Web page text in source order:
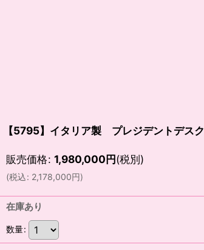
【5795】イタリア製 プレジデントデスク
販売価格: 1,980,000円(税別)
(税込: 2,178,000円)
在庫あり
数量: